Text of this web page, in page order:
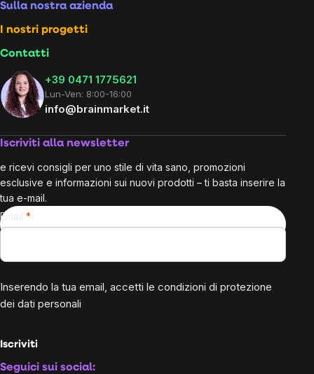
Sulla nostra azienda
I nostri progetti
Contatti
+39 0471 1775621
Lun-Ven: 8:00-16:00
info@brainmarket.it
Iscriviti alla newsletter
e ricevi consigli per uno stile di vita sano, promozioni
esclusive e informazioni sui nuovi prodotti – ti basta inserire la
tua e-mail.
Email
Inserendo la tua email, accetti le condizioni di protezione
dei dati personali
Iscriviti
Seguici sui social: